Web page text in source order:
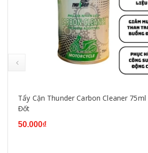
Tẩy Cặn Thunder Carbon Cleaner
Đốt
50.000₫